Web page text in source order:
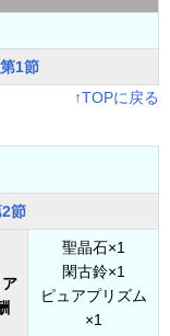
第1節
↑TOPに戻る
節
聖晶石×1
閑古鈴×1
ピュアプリズム
×1